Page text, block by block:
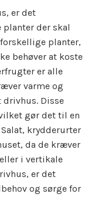
er det
der skal
planter,
behøver at koste
er alle
varme og
Disse
gør det til en
krydderurter
da de kræver
i vertikale
er det
og sørge for